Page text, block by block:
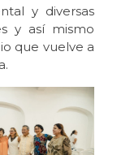
y diversas
y así mismo
que vuelve a